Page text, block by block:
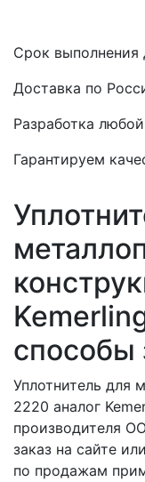
Срок выполнения
Доставка по
Разработка
Гарантируем
способы
Уплотнитель для
2220 аналог
производителя
заказ на сайте
по продажам